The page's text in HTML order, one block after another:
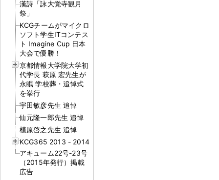
漢詩「詠大覚寺観月
祭」
KCGチームがマイクロ
ソフト学生ITコンテス
ト Imagine Cup 日本
大会で優勝！
京都情報大学院大学初
代学長 萩原 宏先生が
永眠 学校葬・追悼式
を挙行
宇田敏彦先生 追悼
仙元隆一郎先生 追悼
植原啓之先生 追悼
KCG365 2013 - 2014
アキューム22号-23号
（2015年発行）掲載
広告